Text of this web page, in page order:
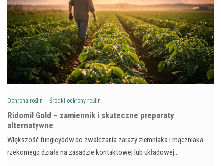
Ochrona roślin Środki ochrony roślin
Ridomil Gold – zamiennik i skuteczne preparaty
alternatywne
Większość fungicydów do zwalczania zarazy ziemniaka i mączniaka
rzekomego działa na zasadzie kontaktowej lub układowej…